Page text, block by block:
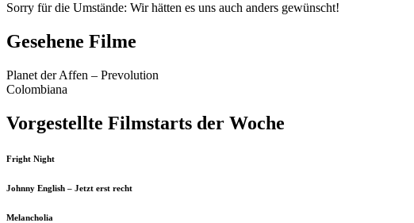
Sorry für die Umstände: Wir hätten es uns auch anders gewünscht!
Gesehene Filme
Planet der Affen – Prevolution
Colombiana
Vorgestellte Filmstarts der Woche
Fright Night
Johnny English – Jetzt erst recht
Melancholia